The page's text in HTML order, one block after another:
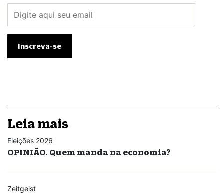
Leia mais
Eleições 2026
OPINIÃO. Quem manda na economia?
Zeitgeist